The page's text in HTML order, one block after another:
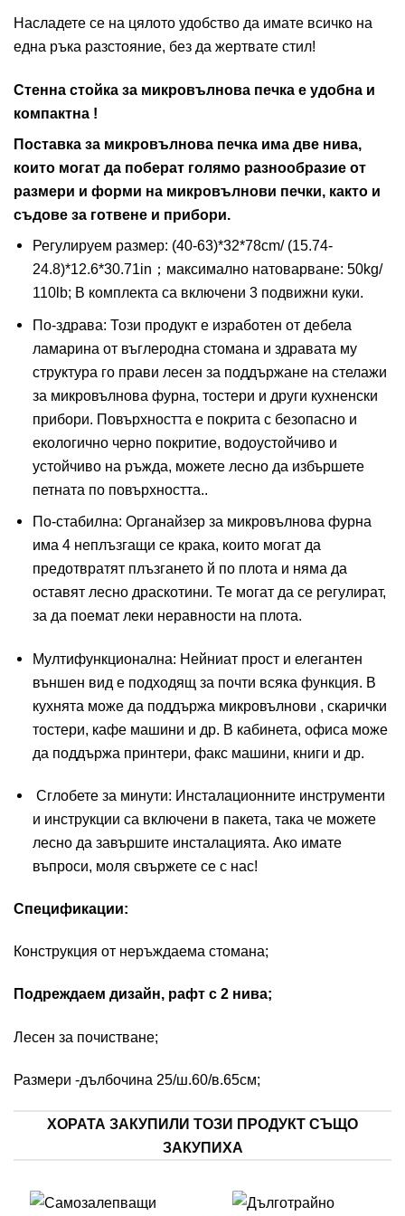
Насладете се на цялото удобство да имате всичко на
една ръка разстояние, без да жертвате стил!
Стенна стойка за микровълнова печка е удобна и
компактна !
Поставка за микровълнова печка има две нива,
които могат да поберат голямо разнообразие от
размери и форми на микровълнови печки, както и
съдове за готвене и прибори.
Регулируем размер: (40-63)*32*78cm/ (15.74-
24.8)*12.6*30.71in；максимално натоварване: 50kg/
110lb; В комплекта са включени 3 подвижни куки.
По-здрава: Този продукт е изработен от дебела
ламарина от въглеродна стомана и здравата му
структура го прави лесен за поддържане на стелажи
за микровълнова фурна, тостери и други кухненски
прибори. Повърхността е покрита с безопасно и
екологично черно покритие, водоустойчиво и
устойчиво на ръжда, можете лесно да избършете
петната по повърхността..
По-стабилна: Органайзер за микровълнова фурна
има 4 неплъзгащи се крака, които могат да
предотвратят плъзгането й по плота и няма да
оставят лесно драскотини. Те могат да се регулират,
за да поемат леки неравности на плота.
Мултифункционална: Нейниат прост и елегантен
външен вид е подходящ за почти всяка функция. В
кухнята може да поддържа микровълнови , скарички
тостери, кафе машини и др. В кабинета, офиса може
да поддържа принтери, факс машини, книги и др.
Сглобете за минути: Инсталационните инструменти
и инструкции са включени в пакета, така че можете
лесно да завършите инсталацията. Ако имате
въпроси, моля свържете се с нас!
Спецификации:
Конструкция от неръждаема стомана;
Подреждаем дизайн, рафт с 2 нива;
Лесен за почистване;
Размери -дълбочина 25/ш.60/в.65см;
ХОРАТА ЗАКУПИЛИ ТОЗИ ПРОДУКТ СЪЩО
ЗАКУПИХА